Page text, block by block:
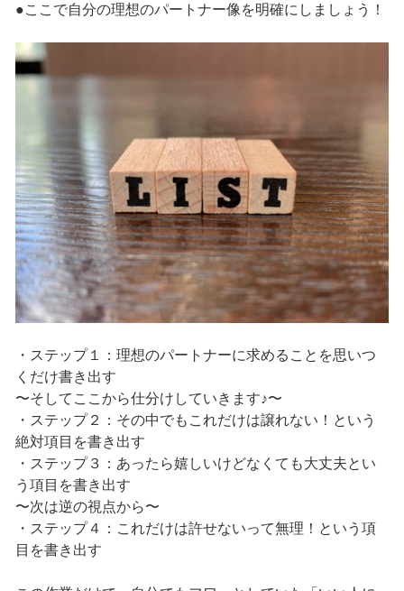
●ここで自分の理想のパートナー像を明確にしましょう！
・ステップ１：理想のパートナーに求めることを思いつ
くだけ書き出す
〜そしてここから仕分けしていきます♪〜
・ステップ２：その中でもこれだけは譲れない！という
絶対項目を書き出す
・ステップ３：あったら嬉しいけどなくても大丈夫とい
う項目を書き出す
〜次は逆の視点から〜
・ステップ４：これだけは許せないって無理！という項
目を書き出す